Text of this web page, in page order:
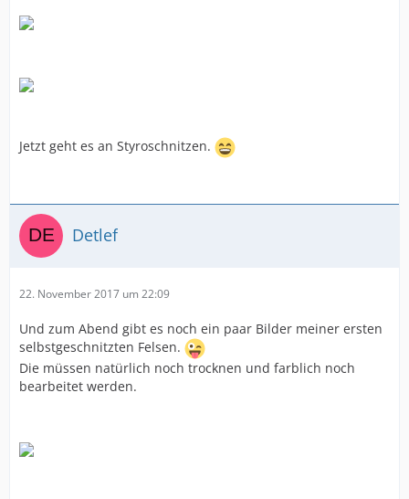
Jetzt geht es an Styroschnitzen.
Detlef
22. November 2017 um 22:09
Und zum Abend gibt es noch ein paar Bilder meiner ersten
selbstgeschnitzten Felsen.
Die müssen natürlich noch trocknen und farblich noch
bearbeitet werden.